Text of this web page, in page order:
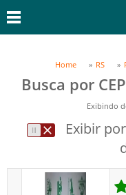
Home RS
Exibindo
Exibir